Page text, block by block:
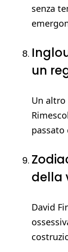
senza
un
Un
passato
della
David